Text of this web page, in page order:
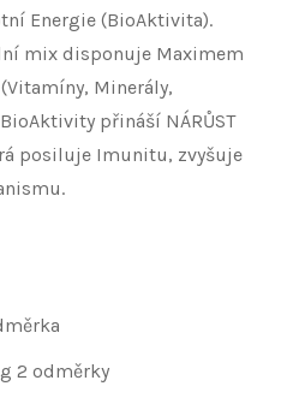
Energie (BioAktivita).
mix disponuje Maximem
Minerály,
přináší NÁRŮST
posiluje Imunitu, zvyšuje
2 odměrky